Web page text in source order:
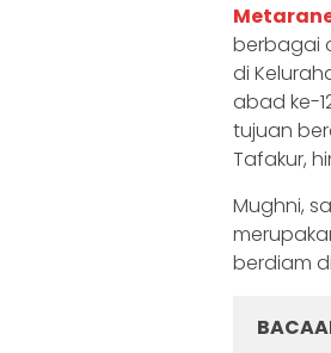
berbagai
di
abad ke-
tujuan
Tafakur,
Mughni,
berdiam